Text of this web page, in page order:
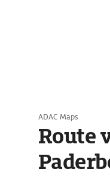
ADAC Maps
Route